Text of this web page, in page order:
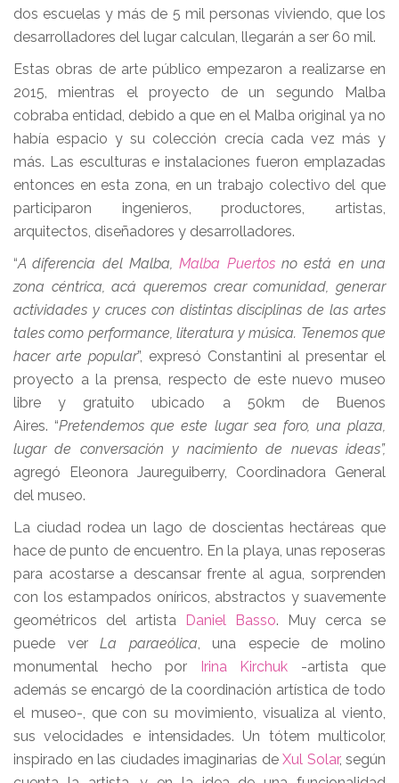
dos escuelas y más de 5 mil personas viviendo, que los
desarrolladores del lugar calculan, llegarán a ser 60 mil.
Estas obras de arte público empezaron a realizarse en
2015, mientras el proyecto de un segundo Malba
cobraba entidad, debido a que en el Malba original ya no
había espacio y su colección crecía cada vez más y
más. Las esculturas e instalaciones fueron emplazadas
entonces en esta zona, en un trabajo colectivo del que
participaron ingenieros, productores, artistas,
arquitectos, diseñadores y desarrolladores.
“A diferencia del Malba,Malba Puertosno está en una
zona céntrica, acá queremos crear comunidad, generar
actividades y cruces con distintas disciplinas de las artes
tales como performance, literatura y música. Tenemos que
hacer arte popular”, expresó Constantini al presentar el
proyecto a la prensa, respecto de este nuevo museo
libre y gratuito ubicado a 50km de Buenos
Aires. “Pretendemos que este lugar sea foro, una plaza,
lugar de conversación y nacimiento de nuevas ideas”,
agregó Eleonora Jaureguiberry, Coordinadora General
del museo.
La ciudad rodea un lago de doscientas hectáreas que
hace de punto de encuentro. En la playa, unas reposeras
para acostarse a descansar frente al agua, sorprenden
con los estampados oníricos, abstractos y suavemente
geométricos del artista Daniel Basso. Muy cerca se
puede verLa paraeólica, una especie de molino
monumental hecho por Irina Kirchuk -artista que
además se encargó de la coordinación artística de todo
el museo-, que con su movimiento, visualiza al viento,
sus velocidades e intensidades. Un tótem multicolor,
inspirado en las ciudades imaginarias de Xul Solar, según